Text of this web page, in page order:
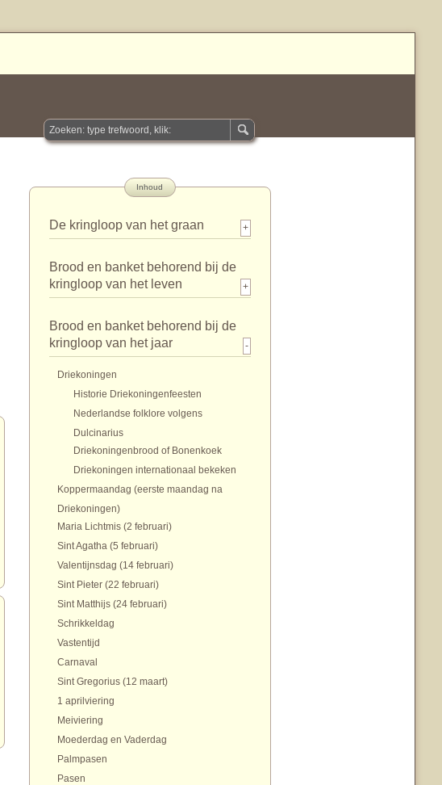
Inhoud
De kringloop van het graan +
Brood en banket behorend bij de
kringloop van het leven
+
Brood en banket behorend bij de
kringloop van het jaar
-
Driekoningen
Historie Driekoningenfeesten
Nederlandse folklore volgens
Dulcinarius
Driekoningenbrood of Bonenkoek
Driekoningen internationaal bekeken
Koppermaandag (eerste maandag na
Driekoningen)
Maria Lichtmis (2 februari)
Sint Agatha (5 februari)
Valentijnsdag (14 februari)
Sint Pieter (22 februari)
Sint Matthijs (24 februari)
Schrikkeldag
Vastentijd
Carnaval
Sint Gregorius (12 maart)
1 aprilviering
Meiviering
Moederdag en Vaderdag
Palmpasen
Pasen